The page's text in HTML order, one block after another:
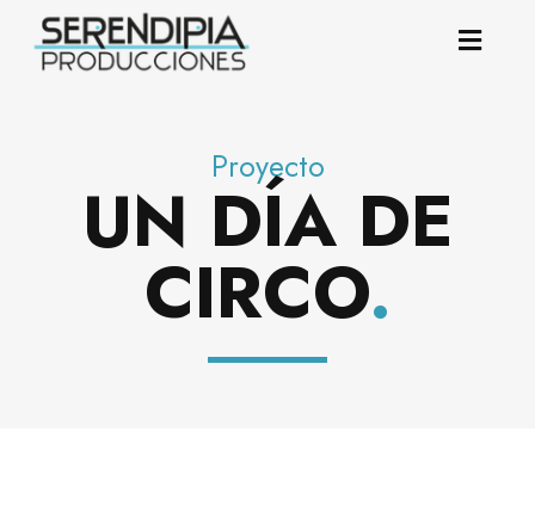
Proyecto
UN DÍA DE
CIRCO.